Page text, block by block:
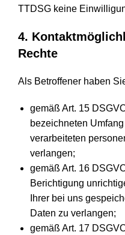
TTDSG keine
4.
Rechte
Als Betroffener haben
gemäß Art. 15
bezeichneten
verarbeiteten
verlangen;
gemäß Art. 16
Berichtigung
Ihrer bei uns
Daten zu verlangen;
gemäß Art. 17